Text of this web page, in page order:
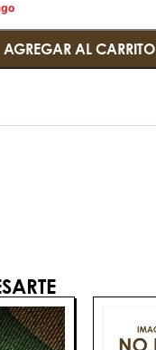
AGREGAR AL CARRITO